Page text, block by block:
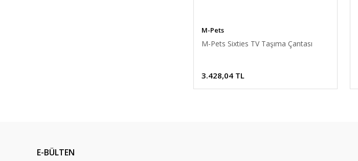
M-Pets
M-Pets Sixties TV Taşıma Çantası
3.428,04 TL
E-BÜLTEN